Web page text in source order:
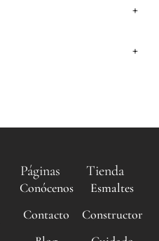
+
+
Páginas
Conócenos
Contacto
Tienda
Esmaltes
Constructor